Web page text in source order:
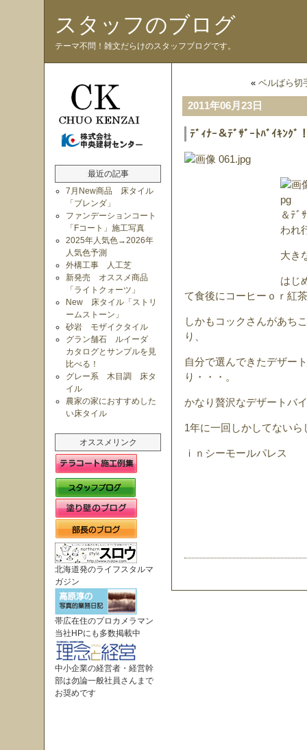
スタッフのブログ
テーマ不問！雑文だらけのスタッフブログです。
最近の記事
7月New商品 床タイル
「ブレンダ」
ファンデーションコート
「Fコート」施工写真
2025年人気色→2026年
人気色予測
外構工事 人工芝
新発売 オススメ商品
「ライトクォーツ」
New 床タイル「ストリ
ームストーン」
砂岩 モザイクタイル
グラン舗石 ルイーダ
カタログとサンプルを見
比べる！
グレー系 木目調 床タ
イル
農家の家におすすめした
い床タイル
オススメリンク
北海道発のライフスタルマ
ガジン
帯広在住のプロカメラマン
当社HPにも多数掲載中
中小企業の経営者・経営幹
部は勿論一般社員さんまで
お奨めです
« ベルばら切
2011年06月23日
ﾃﾞｨﾅｰ＆ﾃﾞｻﾞｰﾄﾊﾞｲｷﾝｸﾞ
＆ﾃﾞ
われ
大き
はじ
て食後にコーヒーｏｒ紅
しかもコックさんがあち
り、
自分で選んできたデザー
り・・・。
かなり贅沢なデザートバ
1年に一回しかしてない
ｉｎシーモールパレス